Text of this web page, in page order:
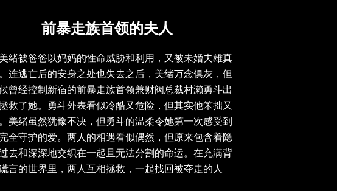
前暴走族首领的夫人
绪被爸爸以妈妈的性命威胁和利用，又被未婚夫雄真
连逃亡后的安身之处也失去之后，美绪万念俱灰，但
曾经控制新宿的前暴走族首领兼财阀总裁村濑勇斗出
救了她。勇斗外表看似冷酷又危险，但其实他笨拙又
美绪虽然犹豫不决，但勇斗的温柔令她第一次感受到
全守护的爱。两人的相遇看似偶然，但原来包含着隐
去和深深地交织在一起且无法分割的命运。在充满背
言的世界里，两人互相拯救，一起找回被夺走的人